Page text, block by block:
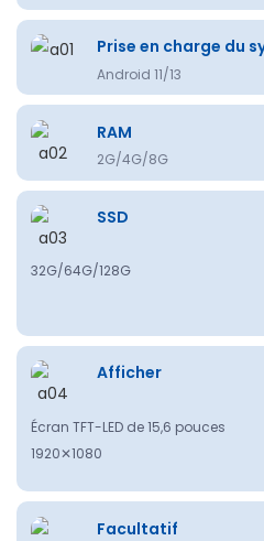
Prise en charge du
Android 11/13
RAM
2G/4G/8G
SSD
32G/64G/128G
Afficher
Écran TFT-LED de 15,6 pouces
1920✕1080
Facultatif